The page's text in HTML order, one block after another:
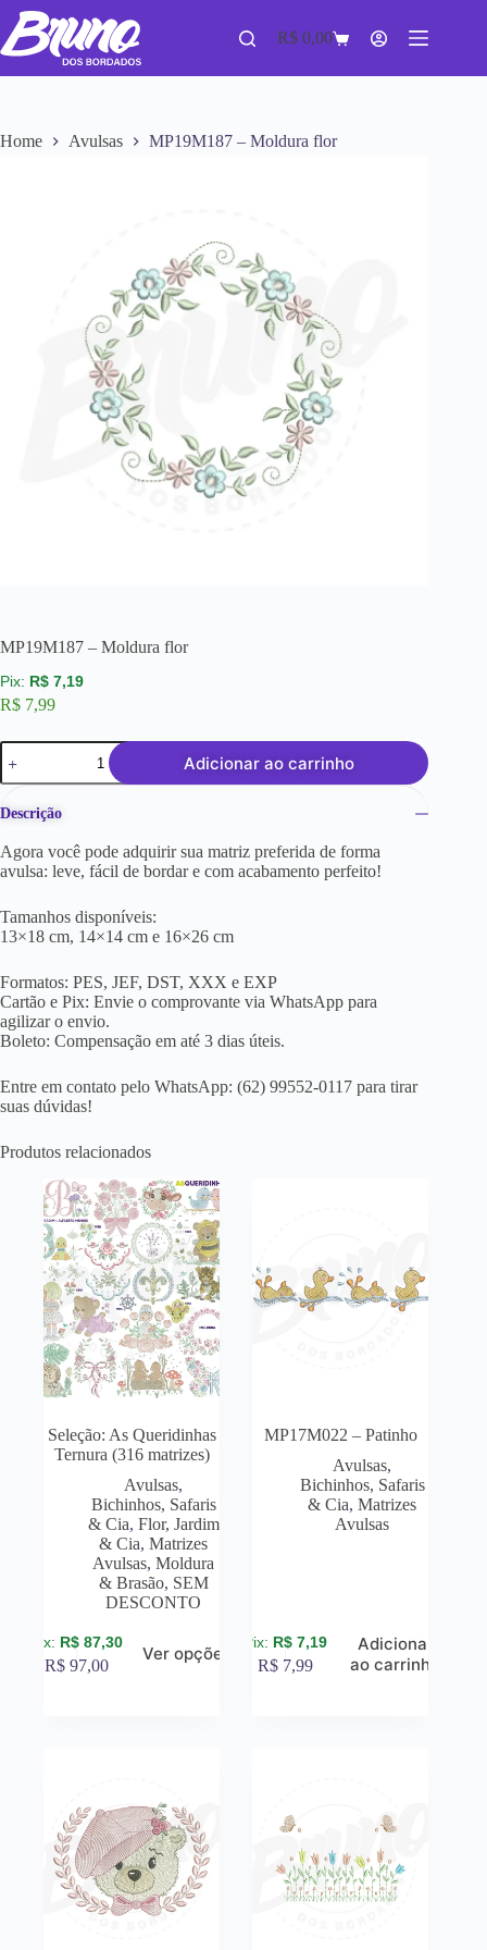
R$ 0,00
Home Avulsas MP19M187 – Moldura flor
MP19M187 – Moldura flor
R$ 7,19
R$ 7,99
Adicionar ao carrinho
Descrição
Agora você pode adquirir sua matriz preferida de forma
avulsa: leve, fácil de bordar e com acabamento perfeito!
Tamanhos disponíveis:
13×18 cm, 14×14 cm e 16×26 cm
Formatos: PES, JEF, DST, XXX e EXP
Cartão e Pix: Envie o comprovante via WhatsApp para
agilizar o envio.
Boleto: Compensação em até 3 dias úteis.
Entre em contato pelo WhatsApp: (62) 99552-0117 para tirar
suas dúvidas!
Produtos relacionados
Seleção: As Queridinhas
Ternura (316 matrizes)
Avulsas,
Bichinhos, Safaris
& Cia, Flor, Jardim
& Cia,Matrizes
Avulsas,Moldura
& Brasão, SEM
DESCONTO
R$ 87,30
R$ 97,00
Ver opções
MP17M022 – Patinho
Avulsas,
Bichinhos, Safaris
& Cia,Matrizes
Avulsas
R$ 7,19
R$ 7,99
Adicionar
ao carrinho